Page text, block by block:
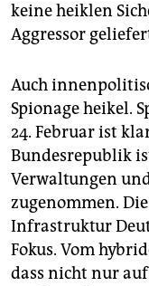
keine heiklen
Aggressor
Auch
Spionage heikel.
24. Februar ist
Bundesrepublik
Verwaltungen
zugenommen.
Infrastruktur
Fokus. Vom
dass nicht nur